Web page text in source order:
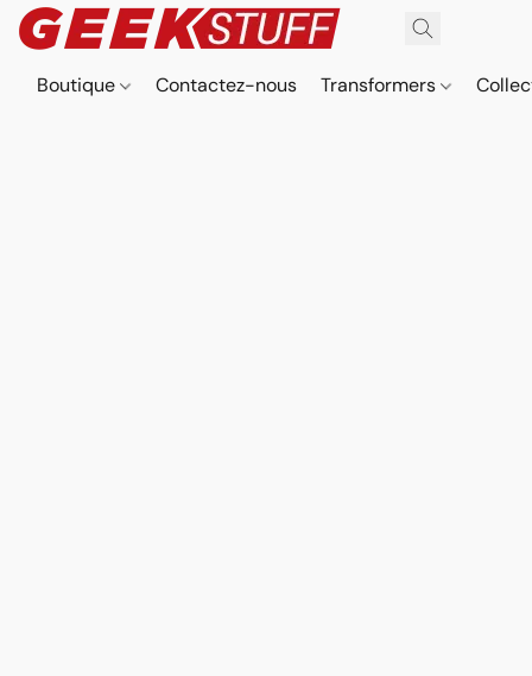
Boutique Contactez-nous Transformers